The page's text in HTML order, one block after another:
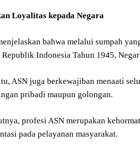
Loyalitas kepada Negara
bahwa melalui sumpah
Republik Indonesia Tahun 1945,
ASN juga berkewajiban menaati
pribadi maupun golongan.
profesi ASN merupakan
pada pelayanan masyarakat.